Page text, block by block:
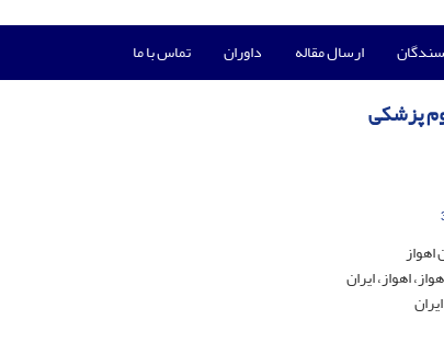
ارسال مقاله داوران تماس با ما
پزشکی
اهواز، ایران